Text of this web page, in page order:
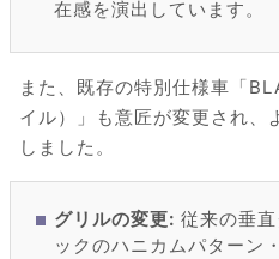
在感を演出しています。
また、既存の特別仕様車「
イル）」も意匠が変更され、
しました。
グリルの変更: 従来の垂
ックのハニカムパターン